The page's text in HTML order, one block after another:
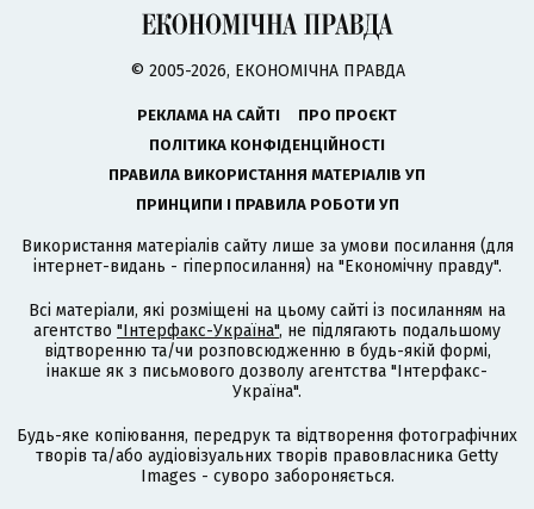
© 2005-2026, ЕКОНОМІЧНА ПРАВДА
РЕКЛАМА НА САЙТІ
ПРО ПРОЄКТ
ПОЛІТИКА КОНФІДЕНЦІЙНОСТІ
ПРАВИЛА ВИКОРИСТАННЯ МАТЕРІАЛІВ УП
ПРИНЦИПИ І ПРАВИЛА РОБОТИ УП
Використання матеріалів сайту лише за умови посилання (для
інтернет-видань - гіперпосилання) на "Економічну правду".
Всі матеріали, які розміщені на цьому сайті із посиланням на
агентство "Інтерфакс-Україна", не підлягають подальшому
відтворенню та/чи розповсюдженню в будь-якій формі,
інакше як з письмового дозволу агентства "Інтерфакс-
Україна".
Будь-яке копіювання, передрук та відтворення фотографічних
творів та/або аудіовізуальних творів правовласника Getty
Images - суворо забороняється.